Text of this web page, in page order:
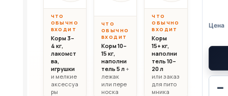
−
ЧТО
ОБЫЧНО
ВХОДИТ
Корм 3–
4 кг,
лакомст
ва,
игрушки
и мелкие
аксессуа
ры
ЧТО
ОБЫЧНО
ВХОДИТ
Корм 10–
15 кг,
наполни
тель 5 л+
лежак
или пере
носка
ЧТО
ОБЫЧНО
ВХОДИТ
Корм
15+ кг,
наполни
тель 10–
20 л
или заказ
для пито
мника